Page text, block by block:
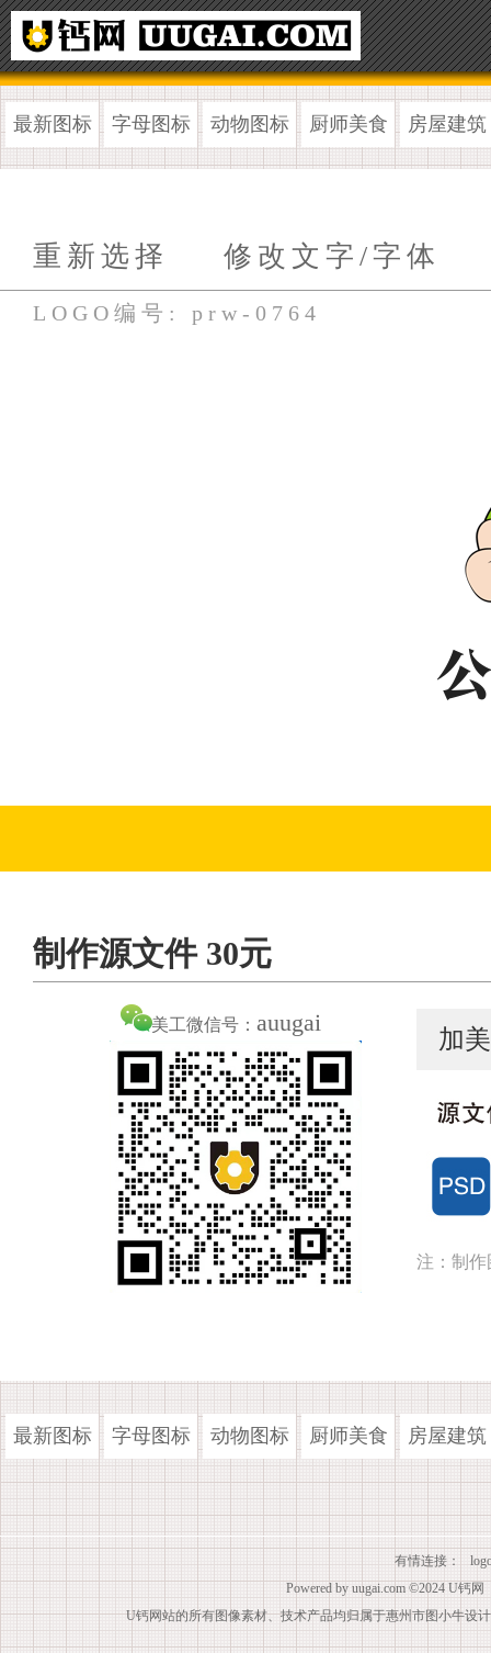
最新图标 字母图标 动物图标 厨师美食 房屋建筑
重新选择 修改文字/字体
LOGO编号: prw-0764
制作源文件 30元
美工微信号： auugai
加
注：制作
最新图标 字母图标 动物图标 厨师美食 房屋建筑
有情连接：
Powered by uugai.com ©2024 U钙网
U钙网站的所有图像素材、技术产品均归属于惠州市图小牛设